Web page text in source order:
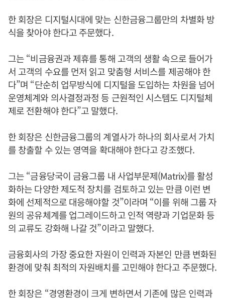
한 회장은 디지털시대에 맞는 신한금융그룹만의 차별화 방
식을 찾아야 한다고 주문했다.
그는 “비금융권과 제휴를 통해 고객의 생활 속으로 들어가
서 고객의 수요를 먼저 읽고 맞춤형 서비스를 제공해야 한
다”며 “단순히 업무방식에 디지털을 도입하는 차원을 넘어
운영체계와 의사결정과정 등 근원적인 시스템도 디지털체
제로 전환해야 한다”고 말했다.
한 회장은 신한금융그룹의 계열사가 하나의 회사로서 가치
를 창출할 수 있는 영역을 확대해야 한다고 강조했다.
그는 “금융당국이 금융그룹 내 사업부문제(Matrix)를 활성
화하는 다양한 제도적 장치를 검토하고 있는 만큼 이런 변
화에 선제적으로 대응해야할 것”이라며 “이를 위해 그룹 자
원의 공유체계를 업그레이드하고 인적 역량과 기업문화 등
의 교류도 강화해 나갈 것”이라고 말했다.
금융회사의 가장 중요한 자원이 인력과 자본인 만큼 변화된
환경에 맞춰 최적의 자원배치를 고민해야 한다고 주문했다.
한 회장은 “경영환경이 크게 변하면서 기존에 많은 인력과